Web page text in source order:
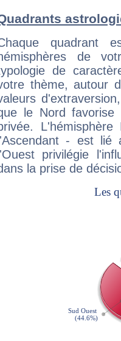
quadrant
de
de
thème, autour
le Nord favorise
l'Ascendant - est
l'Ouest privilégie
la prise de